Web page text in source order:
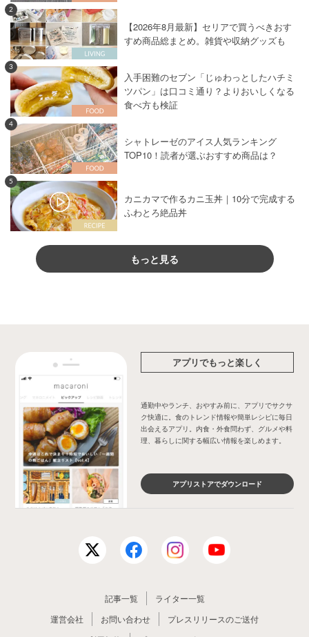
2
【2026年8月最新】セリアで買うべきおす
すめ商品総まとめ。雑貨や収納グッズも
3
入手困難のセブン「じゅわっとしたハチミ
ツパン」は口コミ通り？よりおいしくなる
食べ方も検証
4
シャトレーゼのアイス人気ランキング
TOP10！読者が選ぶおすすめ商品は？
5
カニカマで作るカニ玉丼｜10分で完成する
ふわとろ絶品丼
もっと見る
アプリでもっと楽しく
通勤中やランチ、おやすみ前に、アプリでサクサ
ク快適に。食のトレンド情報や簡単レシピに毎日
出会えるアプリ。内食・外食問わず、グルメや料
理、暮らしに関する幅広い情報を楽しめます。
アプリストアでダウンロード
記事一覧
ライター一覧
運営会社
お問い合わせ
プレスリリースのご送付